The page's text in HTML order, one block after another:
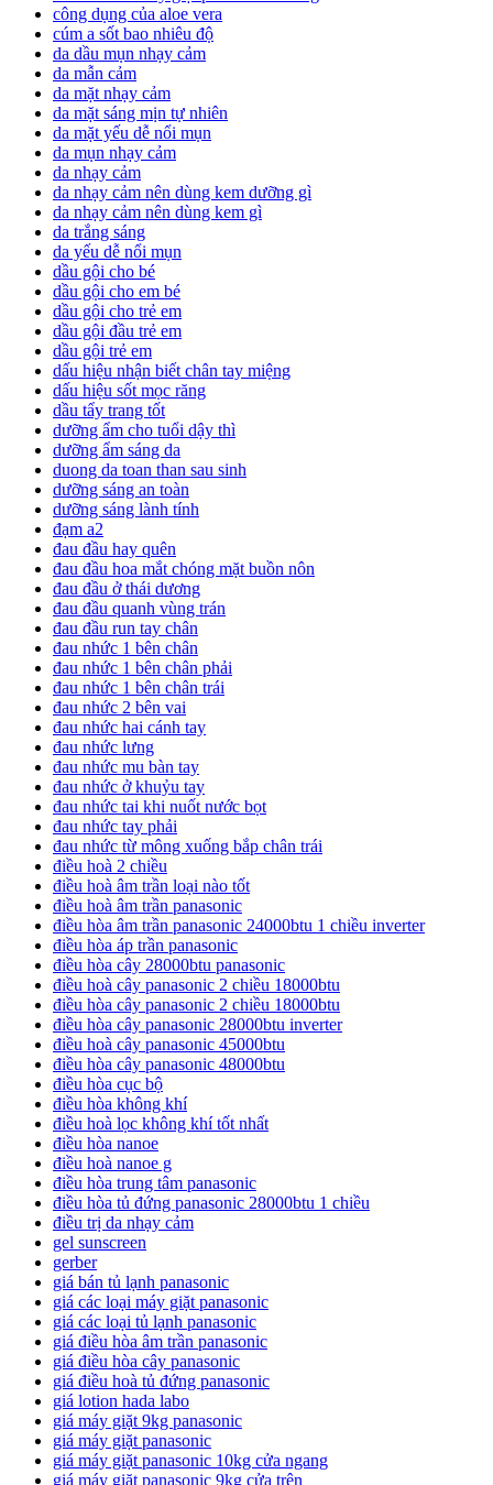
công dụng của aloe vera
cúm a sốt bao nhiêu độ
da dầu mụn nhạy cảm
da mẫn cảm
da mặt nhạy cảm
da mặt sáng mịn tự nhiên
da mặt yếu dễ nổi mụn
da mụn nhạy cảm
da nhạy cảm
da nhạy cảm nên dùng kem dưỡng gì
da nhạy cảm nên dùng kem gì
da trắng sáng
da yếu dễ nổi mụn
dầu gội cho bé
dầu gội cho em bé
dầu gội cho trẻ em
dầu gội đầu trẻ em
dầu gội trẻ em
dấu hiệu nhận biết chân tay miệng
dấu hiệu sốt mọc răng
dầu tẩy trang tốt
dưỡng ẩm cho tuổi dậy thì
dưỡng ẩm sáng da
duong da toan than sau sinh
dưỡng sáng an toàn
dưỡng sáng lành tính
đạm a2
đau đầu hay quên
đau đầu hoa mắt chóng mặt buồn nôn
đau đầu ở thái dương
đau đầu quanh vùng trán
đau đầu run tay chân
đau nhức 1 bên chân
đau nhức 1 bên chân phải
đau nhức 1 bên chân trái
đau nhức 2 bên vai
đau nhức hai cánh tay
đau nhức lưng
đau nhức mu bàn tay
đau nhức ở khuỷu tay
đau nhức tai khi nuốt nước bọt
đau nhức tay phải
đau nhức từ mông xuống bắp chân trái
điều hoà 2 chiều
điều hoà âm trần loại nào tốt
điều hoà âm trần panasonic
điều hòa âm trần panasonic 24000btu 1 chiều inverter
điều hòa áp trần panasonic
điều hòa cây 28000btu panasonic
điều hoà cây panasonic 2 chiều 18000btu
điều hòa cây panasonic 2 chiều 18000btu
điều hòa cây panasonic 28000btu inverter
điều hoà cây panasonic 45000btu
điều hòa cây panasonic 48000btu
điều hòa cục bộ
điều hòa không khí
điều hoà lọc không khí tốt nhất
điều hòa nanoe
điều hoà nanoe g
điều hòa trung tâm panasonic
điều hòa tủ đứng panasonic 28000btu 1 chiều
điều trị da nhạy cảm
gel sunscreen
gerber
giá bán tủ lạnh panasonic
giá các loại máy giặt panasonic
giá các loại tủ lạnh panasonic
giá điều hòa âm trần panasonic
giá điều hòa cây panasonic
giá điều hoà tủ đứng panasonic
giá lotion hada labo
giá máy giặt 9kg panasonic
giá máy giặt panasonic
giá máy giặt panasonic 10kg cửa ngang
giá máy giặt panasonic 9kg cửa trên